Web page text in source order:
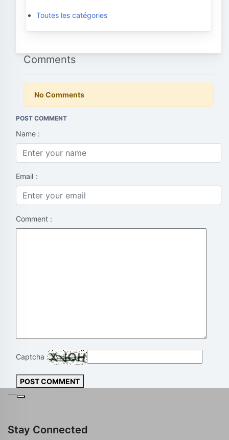
Toutes les catégories
Comments
No Comments
POST COMMENT
Name :
Email :
Comment :
Captcha :
POST COMMENT
---
Stay Connected